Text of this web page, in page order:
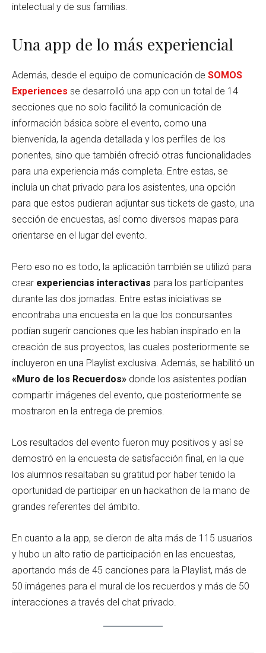
intelectual y de sus familias.
Una app de lo más experiencial
Además, desde el equipo de comunicación de SOMOS
Experiences se desarrolló una app con un total de 14
secciones que no solo facilitó la comunicación de
información básica sobre el evento, como una
bienvenida, la agenda detallada y los perfiles de los
ponentes, sino que también ofreció otras funcionalidades
para una experiencia más completa. Entre estas, se
incluía un chat privado para los asistentes, una opción
para que estos pudieran adjuntar sus tickets de gasto, una
sección de encuestas, así como diversos mapas para
orientarse en el lugar del evento.
Pero eso no es todo, la aplicación también se utilizó para
crear experiencias interactivas para los participantes
durante las dos jornadas. Entre estas iniciativas se
encontraba una encuesta en la que los concursantes
podían sugerir canciones que les habían inspirado en la
creación de sus proyectos, las cuales posteriormente se
incluyeron en una Playlist exclusiva. Además, se habilitó un
«Muro de los Recuerdos» donde los asistentes podían
compartir imágenes del evento, que posteriormente se
mostraron en la entrega de premios.
Los resultados del evento fueron muy positivos y así se
demostró en la encuesta de satisfacción final, en la que
los alumnos resaltaban su gratitud por haber tenido la
oportunidad de participar en un hackathon de la mano de
grandes referentes del ámbito.
En cuanto a la app, se dieron de alta más de 115 usuarios
y hubo un alto ratio de participación en las encuestas,
aportando más de 45 canciones para la Playlist, más de
50 imágenes para el mural de los recuerdos y más de 50
interacciones a través del chat privado.